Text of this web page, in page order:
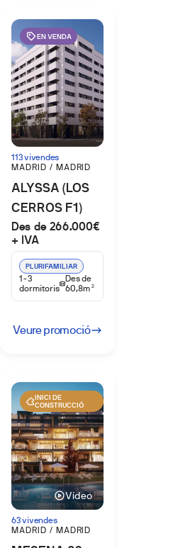
EN VENDA
113 vivendes
MADRID / MADRID
ALYSSA (LOS
CERROS F1)
Des de 266.000€
+ IVA
PLURIFAMILIAR
1-3
dormitoris
Des de
60,8m 2
Veure promoció
INICI DE
CONSTRUCCIÓ
Vídeo
63 vivendes
MADRID / MADRID